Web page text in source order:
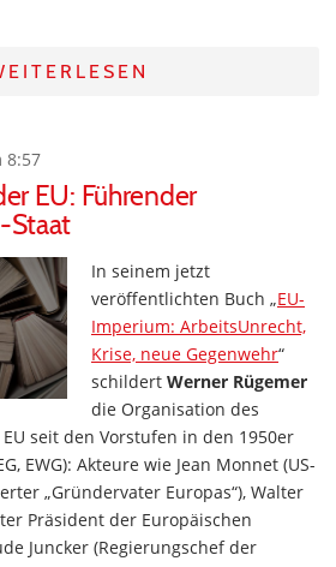
8:57
EU: Führender
Staat
In seinem jetzt
veröffentlichten Buch „EU-
Imperium: ArbeitsUnrecht,
Krise, neue Gegenwehr“
schildert Werner Rügemer
die Organisation des
seit den Vorstufen in den 1950er
EWG): Akteure wie Jean Monnet (US-
„Gründervater Europas“), Walter
Präsident der Europäischen
Juncker (Regierungschef der